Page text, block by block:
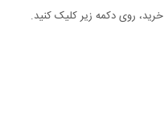
روی دکمه زیر کلیک کنید.